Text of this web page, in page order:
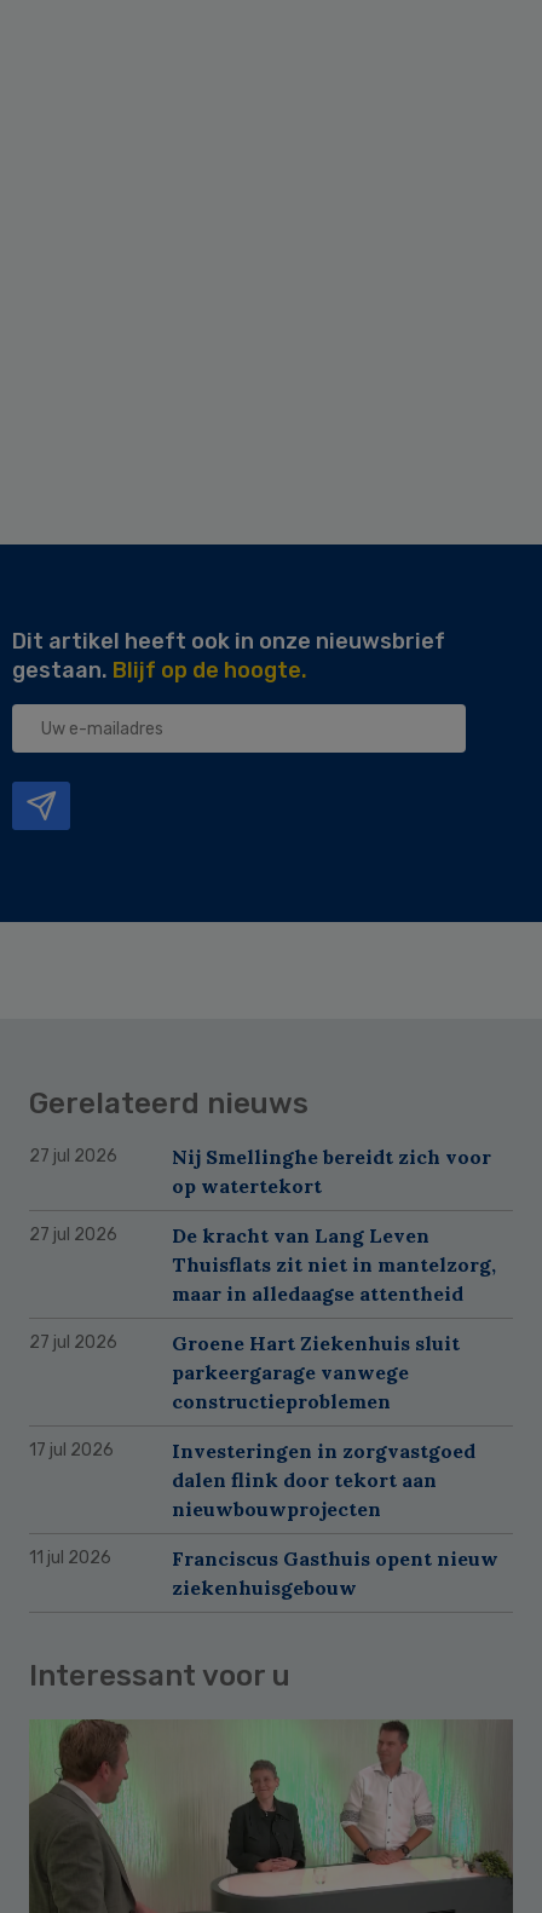
Dit artikel heeft ook in onze nieuwsbrief
gestaan. Blijf op de hoogte.
Uw
Gerelateerd nieuws
27 jul 2026
Nij Smellinghe bereidt zich voor
op watertekort
27 jul 2026
De kracht van Lang Leven
Thuisflats zit niet in mantelzorg,
maar in alledaagse attentheid
27 jul 2026
Groene Hart Ziekenhuis sluit
parkeergarage vanwege
constructieproblemen
17 jul 2026
Investeringen in zorgvastgoed
dalen flink door tekort aan
nieuwbouwprojecten
11 jul 2026
Franciscus Gasthuis opent nieuw
ziekenhuisgebouw
Interessant voor u